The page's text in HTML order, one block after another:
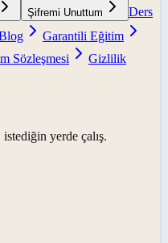
Şifremi Unuttum
Ders
Garantili Eğitim
Sözleşmesi
Gizlilik
yerde çalış.